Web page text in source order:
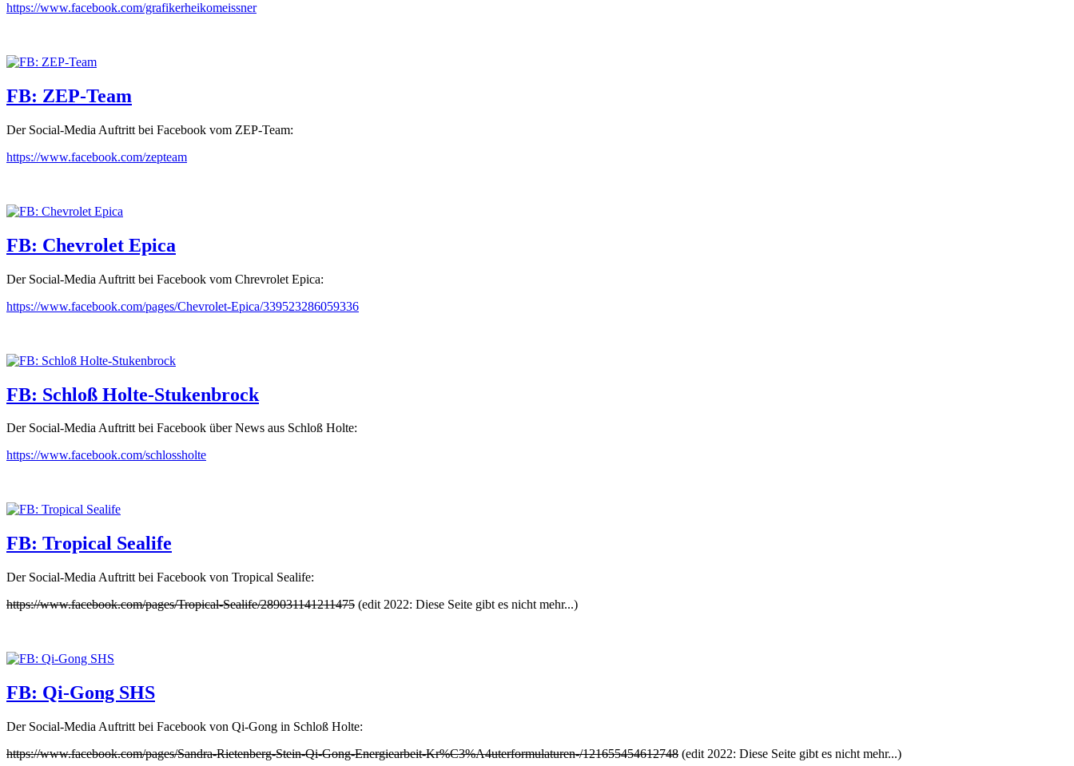
https://www.facebook.com/grafikerheikomeissner
FB: ZEP-Team
Der Social-Media Auftritt bei Facebook vom ZEP-Team:
https://www.facebook.com/zepteam
FB: Chevrolet Epica
Der Social-Media Auftritt bei Facebook vom Chrevrolet Epica:
https://www.facebook.com/pages/Chevrolet-Epica/339523286059336
FB: Schloß Holte-Stukenbrock
Der Social-Media Auftritt bei Facebook über News aus Schloß Holte:
https://www.facebook.com/schlossholte
FB: Tropical Sealife
Der Social-Media Auftritt bei Facebook von Tropical Sealife:
https://www.facebook.com/pages/Tropical-Sealife/289031141211475 (edit 2022: Diese Seite gibt es nicht mehr...)
FB: Qi-Gong SHS
Der Social-Media Auftritt bei Facebook von Qi-Gong in Schloß Holte:
https://www.facebook.com/pages/Sandra-Rietenberg-Stein-Qi-Gong-Energiearbeit-Kr%C3%A4uterformulaturen-/121655454612748 (edit 2022: Diese Seite gibt es nicht mehr...)